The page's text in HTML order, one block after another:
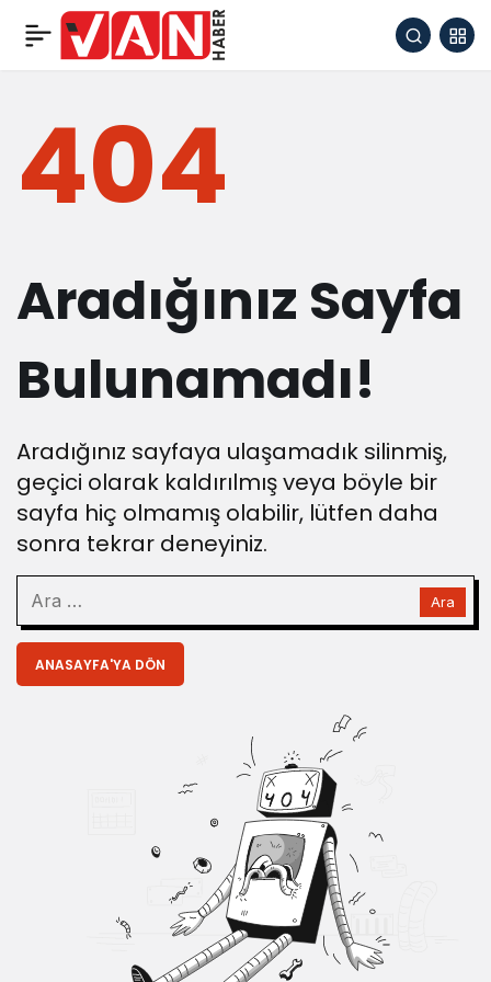
404
Aradığınız Sayfa
Bulunamadı!
Aradığınız sayfaya ulaşamadık silinmiş,
geçici olarak kaldırılmış veya böyle bir
sayfa hiç olmamış olabilir, lütfen daha
sonra tekrar deneyiniz.
ANASAYFA'YA DÖN